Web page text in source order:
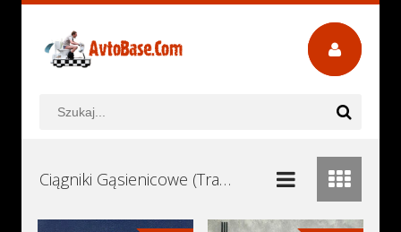
Ciągniki Gąsienicowe (Traktory Gąsienicowe) Instrukcje Obsługi, Książki Serwisowe i Naprawy Download - Pobierz za Darmo